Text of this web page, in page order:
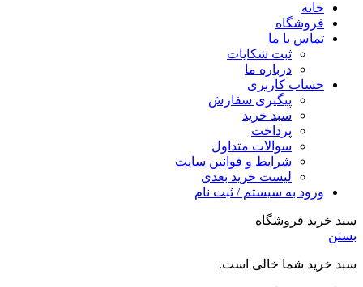
خانه
فروشگاه
تماس با ما
ثبت شکایات
درباره ما
حساب کاربری
پیگیری سفارش
سبد خرید
پرداخت
سوالات متداول
شرایط و قوانین سایت
لیست خرید بعدی
ورود به سیستم / ثبت نام
سبد خرید فروشگاه
بستن
سبد خرید شما خالی است.